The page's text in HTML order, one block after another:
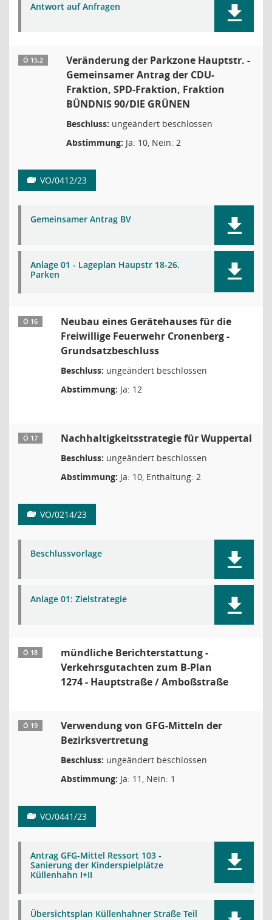
Antwort auf Anfragen
Ö 15.2
Veränderung der Parkzone Hauptstr. -
Gemeinsamer Antrag der CDU-
Fraktion, SPD-Fraktion, Fraktion
BÜNDNIS 90/DIE GRÜNEN
Beschluss: ungeändert beschlossen
Abstimmung: Ja: 10, Nein: 2
VO/0412/23
Gemeinsamer Antrag BV
Anlage 01 - Lageplan Haupstr 18-26.
Parken
Ö 16
Neubau eines Gerätehauses für die
Freiwillige Feuerwehr Cronenberg -
Grundsatzbeschluss
Beschluss: ungeändert beschlossen
Abstimmung: Ja: 12
Ö 17 Nachhaltigkeitsstrategie für Wuppertal
Beschluss: ungeändert beschlossen
Abstimmung: Ja: 10, Enthaltung: 2
VO/0214/23
Beschlussvorlage
Anlage 01: Zielstrategie
Ö 18
mündliche Berichterstattung -
Verkehrsgutachten zum B-Plan
1274 - Hauptstraße / Amboßstraße
Ö 19
Verwendung von GFG-Mitteln der
Bezirksvertretung
Beschluss: ungeändert beschlossen
Abstimmung: Ja: 11, Nein: 1
VO/0441/23
Antrag GFG-Mittel Ressort 103 -
Sanierung der Kinderspielplätze
Küllenhahn I+II
Übersichtsplan Küllenhahner Straße Teil